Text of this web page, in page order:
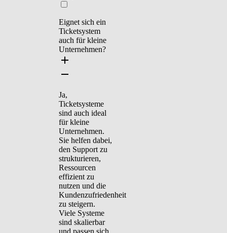
Eignet sich ein
Ticketsystem
auch für kleine
Unternehmen?
Ja,
Ticketsysteme
sind auch ideal
für kleine
Unternehmen.
Sie helfen dabei,
den Support zu
strukturieren,
Ressourcen
effizient zu
nutzen und die
Kundenzufriedenheit
zu steigern.
Viele Systeme
sind skalierbar
und passen sich